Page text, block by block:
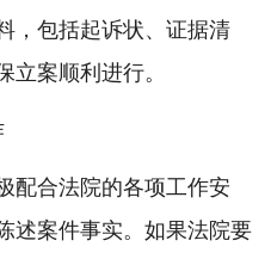
，包括起诉状、证据清
立案顺利进行。
配合法院的各项工作安
述案件事实。如果法院要